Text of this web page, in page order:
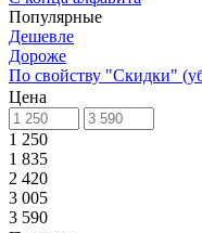
Популярные
Дешевле
Дороже
По свойству "Скидки"
Цена
1 250
1 835
2 420
3 005
3 590